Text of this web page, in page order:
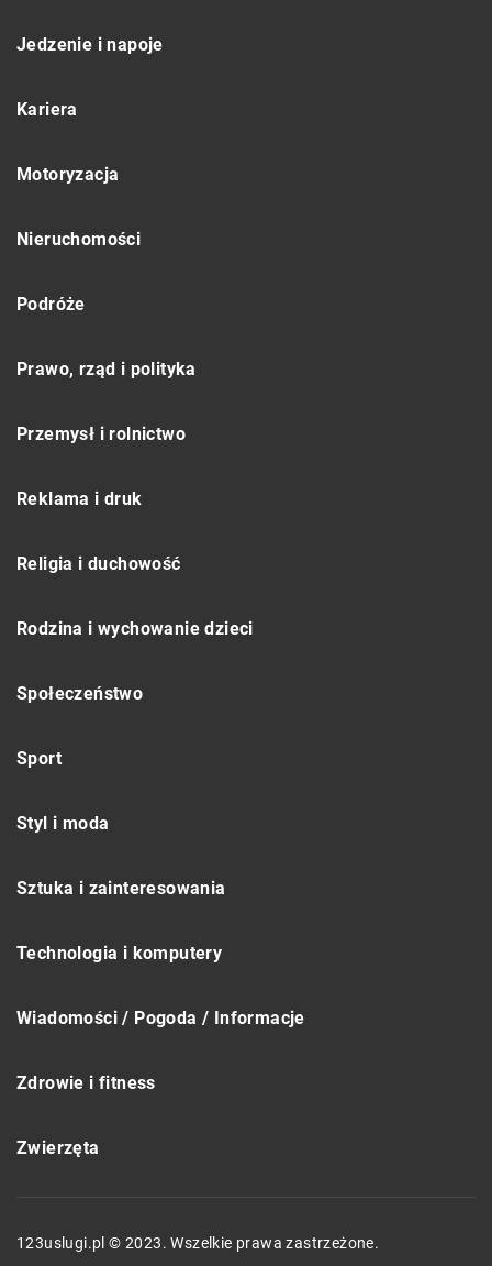
Jedzenie i napoje
Kariera
Motoryzacja
Nieruchomości
Podróże
Prawo, rząd i polityka
Przemysł i rolnictwo
Reklama i druk
Religia i duchowość
Rodzina i wychowanie dzieci
Społeczeństwo
Sport
Styl i moda
Sztuka i zainteresowania
Technologia i komputery
Wiadomości / Pogoda / Informacje
Zdrowie i fitness
Zwierzęta
123uslugi.pl © 2023. Wszelkie prawa zastrzeżone.